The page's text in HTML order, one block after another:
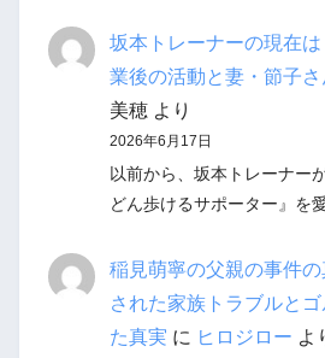
坂本トレーナーの現在
業後の活動と妻・節子
美穂より
2026年6月17日
以前から、坂本トレーナー
どん歩けるサポーター』を
稲見萌寧の父親の事件
された家族トラブルと
た真実 に ヒロジロー よ